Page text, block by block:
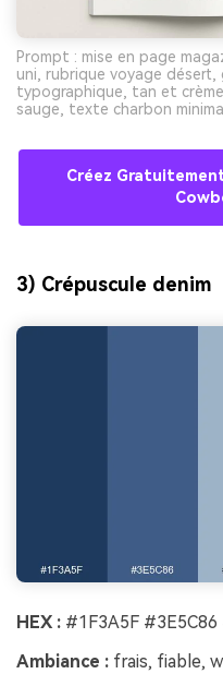
Prompt : mise en page
uni, rubrique voyage
typographique, tan et
sauge, texte charbon
Créez
3) Crépuscule denim
HEX : #1F3A5F
Ambiance : frais, fiable,